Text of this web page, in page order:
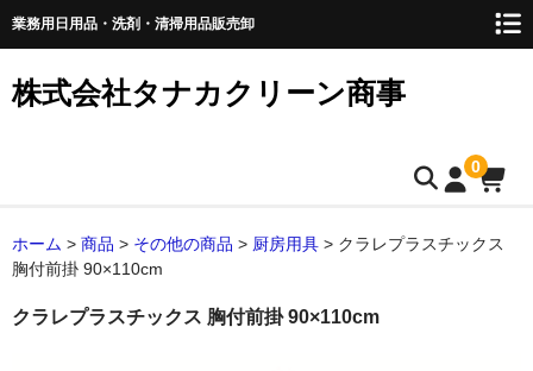
業務用日用品・洗剤・清掃用品販売卸
株式会社タナカクリーン商事
0
トップページ
ホーム > 商品 > その他の商品 > 厨房用具 > クラレプラスチックス
胸付前掛 90×110cm
クラレプラスチックス 胸付前掛 90×110cm